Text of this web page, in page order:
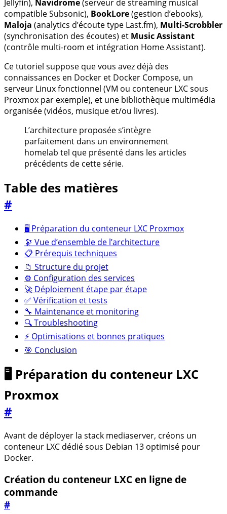
Jellyfin), Navidrome(serveur de streaming musical
compatible Subsonic), BookLore(gestion d’ebooks),
Maloja (analytics d’écoute type Last.fm), Multi-Scrobbler
(synchronisation des écoutes) et Music Assistant
(contrôle multi-room et intégration Home Assistant).
Ce tutoriel suppose que vous avez déjà des
connaissances en Docker et Docker Compose, un
serveur Linux fonctionnel (VM ou conteneur LXC sous
Proxmox par exemple), et une bibliothèque multimédia
organisée (vidéos, musique et/ou livres).
L’architecture proposée s’intègre
parfaitement dans un environnement
homelab tel que présenté dans les articles
précédents de cette série.
Table des matières
#
🖥️ Préparation du conteneur LXC Proxmox
🔭 Vue d’ensemble de l’architecture
📋 Prérequis techniques
📁 Structure du projet
⚙️ Configuration des services
🚀 Déploiement étape par étape
✅ Vérification et tests
🔧 Maintenance et monitoring
🔍 Troubleshooting
⚡ Optimisations et bonnes pratiques
🎯 Conclusion
🖥️ Préparation du conteneur LXC
Proxmox
#
Avant de déployer la stack mediaserver, créons un
conteneur LXC dédié sous Debian 13 optimisé pour
Docker.
Création du conteneur LXC en ligne de
commande
#